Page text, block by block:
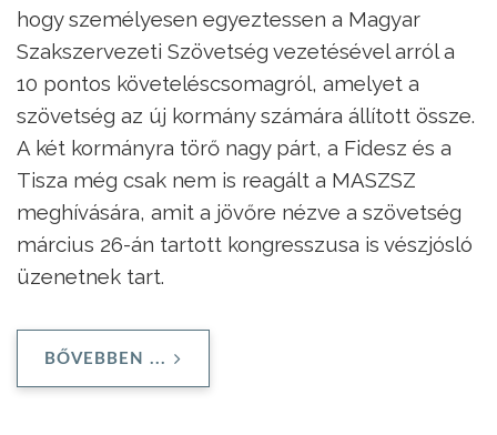
hogy személyesen egyeztessen a Magyar
Szakszervezeti Szövetség vezetésével arról a
10 pontos követeléscsomagról, amelyet a
szövetség az új kormány számára állított össze.
A két kormányra törő nagy párt, a Fidesz és a
Tisza még csak nem is reagált a MASZSZ
meghívására, amit a jövőre nézve a szövetség
március 26-án tartott kongresszusa is vészjósló
üzenetnek tart.
BŐVEBBEN ...